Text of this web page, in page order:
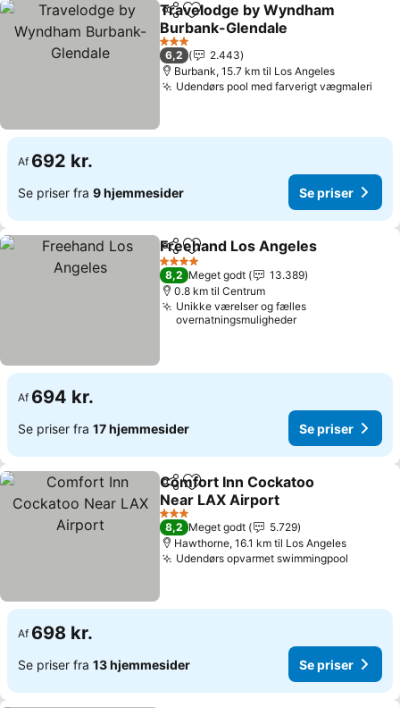
Del Føj til favoritter
Travelodge by Wyndham
Burbank-Glendale
Se priser
3 Stjerner
6,2
2.443
Burbank, 15.7 km til Los Angeles
Udendørs pool med farverigt vægmaleri
Af 692 kr.
Se priser fra 9 hjemmesider Se priser
Del Føj til favoritter
Freehand Los Angeles
4 Stjerner
8,2 Meget godt
13.389
0.8 km til Centrum
Unikke værelser og fælles
overnatningsmuligheder
Af 694 kr.
Se priser fra 17 hjemmesider Se priser
Del Føj til favoritter
Comfort Inn Cockatoo
Near LAX Airport
Se priser
3 Stjerner
8,2 Meget godt
5.729
Hawthorne, 16.1 km til Los Angeles
Udendørs opvarmet swimmingpool
Af 698 kr.
Se priser fra 13 hjemmesider Se priser